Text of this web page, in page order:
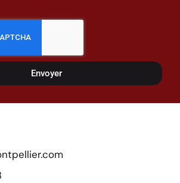
Envoyer